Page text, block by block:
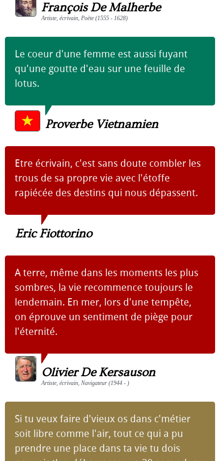
François De Malherbe
Artiste, écrivain, Poète (1555 - 1628)
Le coeur d'une femme est aussi fuyant
qu'une goutte d'eau sur une feuille de
lotus.
Proverbe Vietnamien
Etre écrivain, c'est sans doute combler les
trous de sa propre vie avec l'étoffe
rapiécée des destins qui nous dépassent.
Eric Fiottorino
A terre, même dans les moments les plus
sombres, la vie recommence toujours le
lendemain. En mer, lors d'une tempête,
on éprouve un sentiment de piège pour
l'éternité.
Olivier De Kersauson
Artiste, écrivain, Navigateur (1944 - )
Si tu veux faire d'vieux os dans c'métier
soit libre comme l'air, tout ce qui a pu
prendre une place dans ta vie tu dois